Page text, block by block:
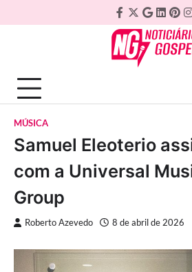
to
Facebook
Twitter
Google
Plus
MÚSICA
Samuel Eleoterio
com a Universal
Group
Roberto Azevedo 8 de abril de 2026